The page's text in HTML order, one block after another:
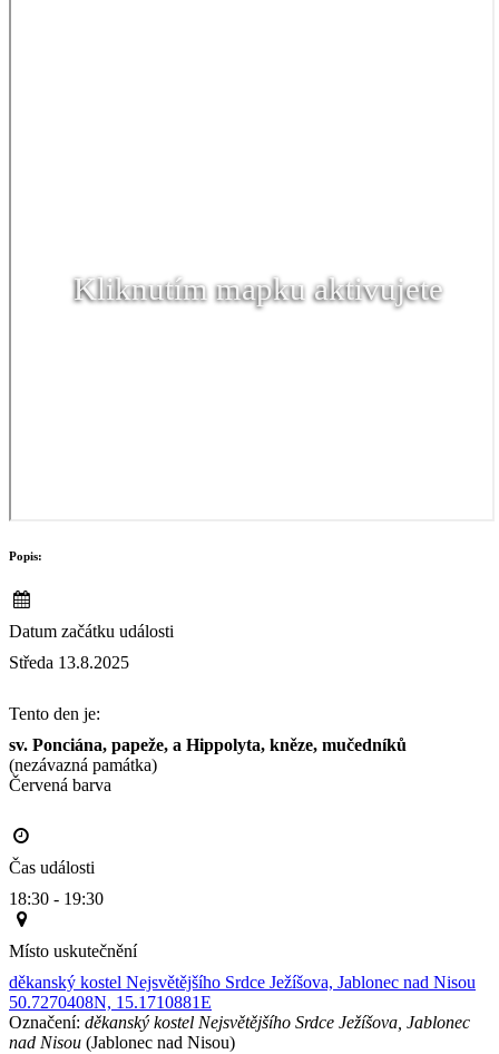
Kliknutím mapku aktivujete
Popis:
Datum začátku události
Středa 13.8.2025
Tento den je:
sv. Ponciána, papeže, a Hippolyta, kněze, mučedníků
(nezávazná památka)
Červená barva
Čas události
18:30 - 19:30
Místo uskutečnění
děkanský kostel Nejsvětějšího Srdce Ježíšova, Jablonec nad Nisou
50.7270408N, 15.1710881E
Označení: děkanský kostel Nejsvětějšího Srdce Ježíšova, Jablonec
nad Nisou (Jablonec nad Nisou)